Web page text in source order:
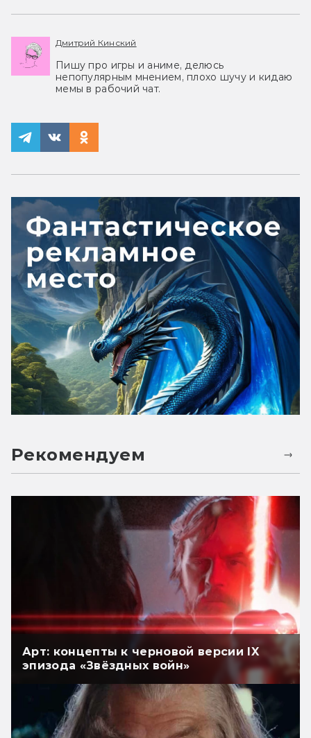
Дмитрий Кинский
Пишу про игры и аниме, делюсь
непопулярным мнением, плохо шучу и кидаю
мемы в рабочий чат.
Рекомендуем
Арт: концепты к черновой версии IX
эпизода «Звёздных войн»